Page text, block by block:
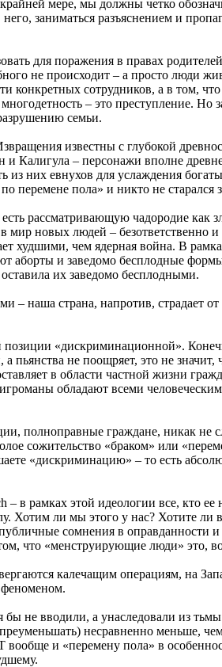
мере, мы должны четко
заниматься разъяснением и
для поражения в правах
не происходит – а просто люди
конкретных сотрудников, а в том,
– это преступление. Но
семьи.
известны с глубокой
– персонажи вполне
них евнухов для услаждения
пола» и никто не старался
рассматривающую чадородие как
мир новых людей –
худшими, чем ядерная война. В
и заведомо бесплодные
их заведомо бесплодными.
– наша страна, напротив,
«дискриминационной».
пьянства не поощряет, это не
в области частной жизни
обладают всеми
полноправные граждане, никак не
сожительство «браком» или
«дискриминацию» – то есть
в рамках этой идеологии все, кто
ли мы этого у нас? Хотите ли
сомнения в оправданности и
что «менструирующие люди» это,
калечащим операциям, на
не вводили, а унаследовали из
несравненно меньше,
и «перемену пола» в